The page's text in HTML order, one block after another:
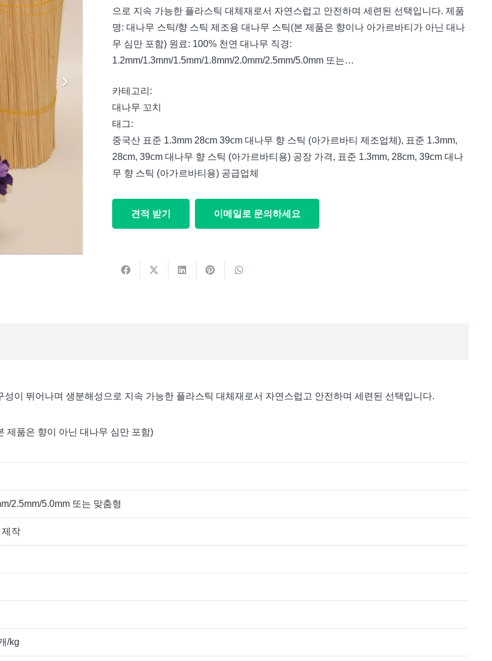
으로 지속 가능한 플라스틱 대체재로서 자연스럽고 안전하며 세련된 선택입니다. 제품
명: 대나무 스틱/향 스틱 제조용 대나무 스틱(본 제품은 향이나 아가르바티가 아닌 대나
무 심만 포함) 원료: 100% 천연 대나무 직경:
1.2mm/1.3mm/1.5mm/1.8mm/2.0mm/2.5mm/5.0mm 또는…
카테고리:
대나무 꼬치
태그:
중국산 표준 1.3mm 28cm 39cm 대나무 향 스틱 (아가르바티 제조업체), 표준 1.3mm,
28cm, 39cm 대나무 향 스틱 (아가르바티용) 공장 가격, 표준 1.3mm, 28cm, 39cm 대나
무 향 스틱 (아가르바티용) 공급업체
견적 받기 이메일로 문의하세요
이 뛰어나며 생분해성으로 지속 가능한 플라스틱 대체재로서 자연스럽고 안전하며 세련된 선택입니다.
제품은 향이 아닌 대나무 심만 포함)
2.5mm/5.0mm 또는 맞춤형
제작
/kg